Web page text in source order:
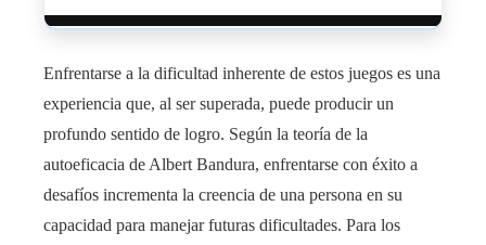
Enfrentarse a la dificultad inherente de estos juegos es una
experiencia que, al ser superada, puede producir un
profundo sentido de logro. Según la teoría de la
autoeficacia de Albert Bandura, enfrentarse con éxito a
desafíos incrementa la creencia de una persona en su
capacidad para manejar futuras dificultades. Para los